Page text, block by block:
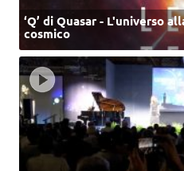
‘Q’ di Quasar - L'universo
cosmico